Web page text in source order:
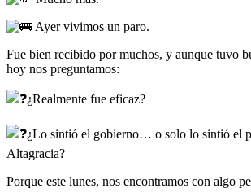
Ayer vivimos un paro.
Fue bien recibido por muchos, y aunque tuvo
hoy nos preguntamos:
¿Realmente fue eficaz?
¿Lo sintió el gobierno… o solo lo sintió el
Altagracia?
Porque este lunes, nos encontramos con algo